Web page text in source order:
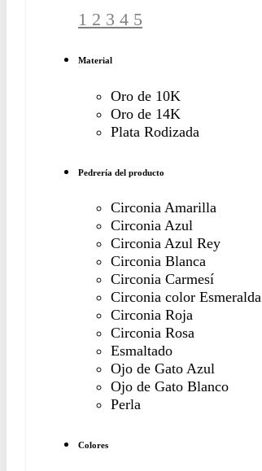
1 2 3 4 5
Material
Oro de 10K
Oro de 14K
Plata Rodizada
Pedrería del producto
Circonia Amarilla
Circonia Azul
Circonia Azul Rey
Circonia Blanca
Circonia Carmesí
Circonia color Esmeralda
Circonia Roja
Circonia Rosa
Esmaltado
Ojo de Gato Azul
Ojo de Gato Blanco
Perla
Colores